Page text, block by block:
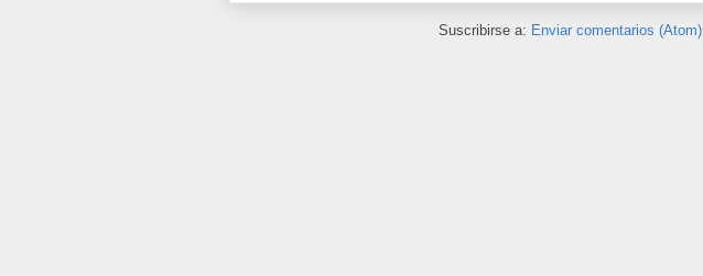
Suscribirse a: Enviar comentarios (Atom)